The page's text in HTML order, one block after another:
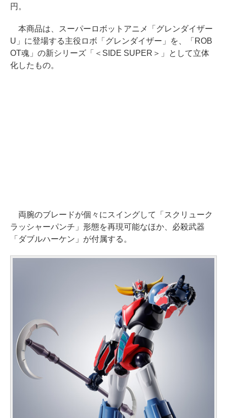
円。
本商品は、スーパーロボットアニメ「グレンダイザー
U」に登場する主役ロボ「グレンダイザー」を、「ROB
OT魂」の新シリーズ「＜SIDE SUPER＞」として立体
化したもの。
両腕のブレードが個々にスイングして「スクリューク
ラッシャーパンチ」形態を再現可能なほか、必殺武器
「ダブルハーケン」が付属する。